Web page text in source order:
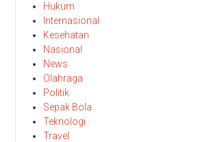
Hukum
Internasional
Kesehatan
Nasional
News
Olahraga
Politik
Sepak Bola
Teknologi
Travel